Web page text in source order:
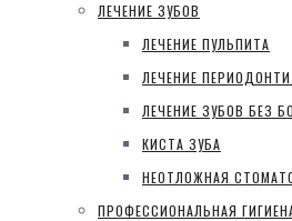
ЛЕЧЕНИЕ ЗУБОВ
ЛЕЧЕНИЕ ПУЛЬПИТА
ЛЕЧЕНИЕ
ЛЕЧЕНИЕ ЗУБОВ БЕЗ
КИСТА ЗУБА
НЕОТЛОЖНАЯ
ПРОФЕССИОНАЛЬНАЯ